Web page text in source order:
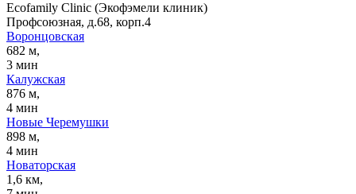
Ecofamily Clinic (Экофэмели клиник)
Профсоюзная, д.68, корп.4
Воронцовская
682 м,
3 мин
Калужская
876 м,
4 мин
Новые Черемушки
898 м,
4 мин
Новаторская
1,6 км,